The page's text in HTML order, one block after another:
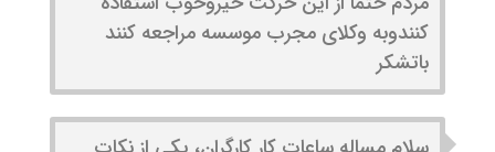
کنندوبه وکلای مجرب موسسه مراجعه کنند
باتشکر